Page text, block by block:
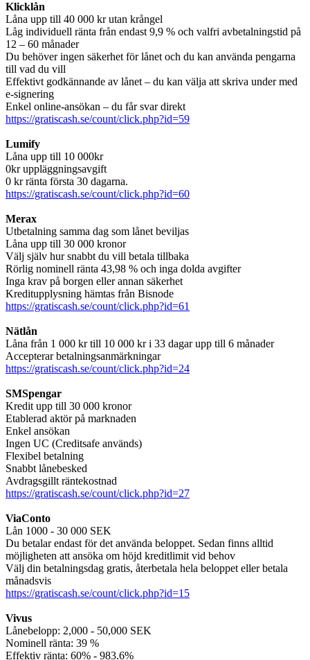
Klicklån
Låna upp till 40 000 kr utan krångel
Låg individuell ränta från endast 9,9 % och valfri avbetalningstid på
12 – 60 månader
Du behöver ingen säkerhet för lånet och du kan använda pengarna
till vad du vill
Effektivt godkännande av lånet – du kan välja att skriva under med
e-signering
Enkel online-ansökan – du får svar direkt
https://gratiscash.se/count/click.php?id=59
Lumify
Låna upp till 10 000kr
0kr uppläggningsavgift
0 kr ränta första 30 dagarna.
https://gratiscash.se/count/click.php?id=60
Merax
Utbetalning samma dag som lånet beviljas
Låna upp till 30 000 kronor
Välj själv hur snabbt du vill betala tillbaka
Rörlig nominell ränta 43,98 % och inga dolda avgifter
Inga krav på borgen eller annan säkerhet
Kreditupplysning hämtas från Bisnode
https://gratiscash.se/count/click.php?id=61
Nätlån
Låna från 1 000 kr till 10 000 kr i 33 dagar upp till 6 månader
Accepterar betalningsanmärkningar
https://gratiscash.se/count/click.php?id=24
SMSpengar
Kredit upp till 30 000 kronor
Etablerad aktör på marknaden
Enkel ansökan
Ingen UC (Creditsafe används)
Flexibel betalning
Snabbt lånebesked
Avdragsgillt räntekostnad
https://gratiscash.se/count/click.php?id=27
ViaConto
Lån 1000 - 30 000 SEK
Du betalar endast för det använda beloppet. Sedan finns alltid
möjligheten att ansöka om höjd kreditlimit vid behov
Välj din betalningsdag gratis, återbetala hela beloppet eller betala
månadsvis
https://gratiscash.se/count/click.php?id=15
Vivus
Lånebelopp: 2,000 - 50,000 SEK
Nominell ränta: 39 %
Effektiv ränta: 60% - 983.6%